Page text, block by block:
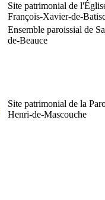
Site patrimonial de
François-Xavier-de-
Ensemble paroissial de
de-Beauce
Site patrimonial de la
Henri-de-Mascouche